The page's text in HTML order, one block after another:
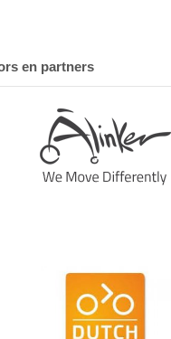
en partners